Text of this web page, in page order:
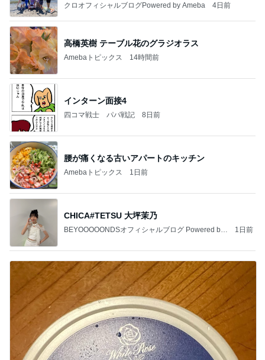
クロオフィシャルブログPowered by Ameba 4日前
高橋英樹 テーブル花のグラジオラス
Amebaトピックス 14時間前
インターン面接4
四コマ戦士 パパ戦記 8日前
腰が痛くなる古いアパートのキッチン
Amebaトピックス 1日前
CHICA#TETSU 大坪茉乃
BEYOOOOONDSオフィシャルブログ Powered by
1日前